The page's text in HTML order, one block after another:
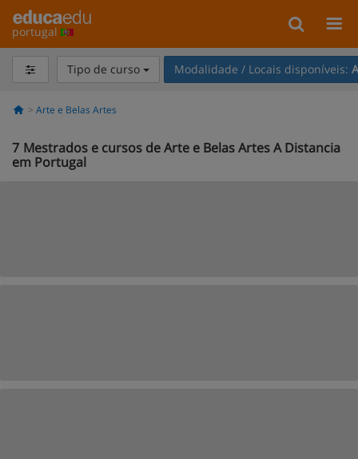
portugal
Tipo de curso Modalidade / Locais disponíveis:
Arte e Belas Artes
7 Mestrados e cursos de Arte e Belas Artes A Distancia
em Portugal